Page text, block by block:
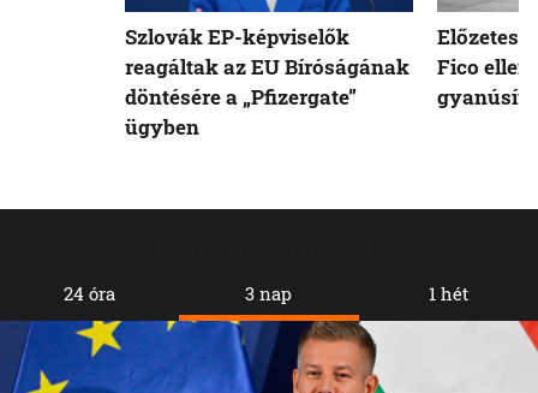
24 óra 3 nap 1 hét
Szlovák EP-képviselők
reagáltak az EU Bíróságának
döntésére a „Pfizergate”
ügyben
Fico